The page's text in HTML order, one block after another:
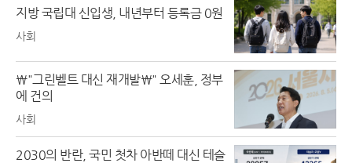
지방 국립대 신입생, 내년부터 등록금 0원
사회
\"그린벨트 대신 재개발\" 오세훈, 정부
에 건의
사회
2030의 반란, 국민 첫차 아반떼 대신 테슬